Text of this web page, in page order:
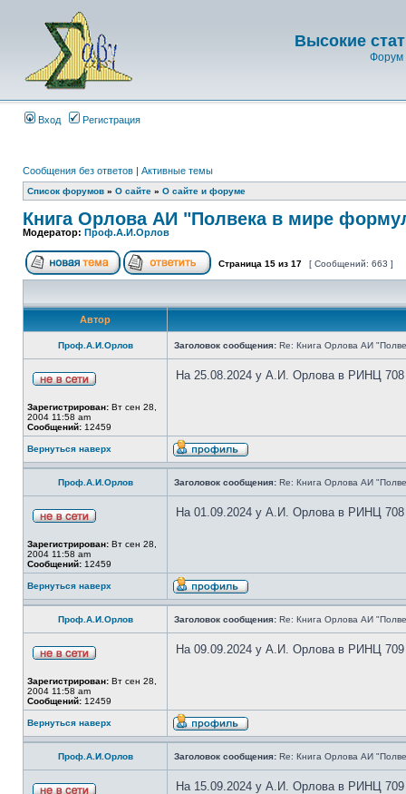
Высокие
Форум
Вход Регистрация
Сообщения без ответов | Активные темы
Список форумов » О сайте » О сайте и форуме
Книга Орлова АИ "Полвека в мире
Модератор: Проф.А.И.Орлов
Страница 15 из 17 [ Сообщений: 663 ]
Автор
Проф.А.И.Орлов Заголовок сообщения: Re: Книга Орлова АИ
Зарегистрирован: Вт сен 28,
2004 11:58 am
Сообщений: 12459
На 25.08.2024 у А.И. Орлова в РИНЦ 708
Вернуться наверх
Проф.А.И.Орлов Заголовок сообщения: Re: Книга Орлова АИ
Зарегистрирован: Вт сен 28,
2004 11:58 am
Сообщений: 12459
На 01.09.2024 у А.И. Орлова в РИНЦ 708
Вернуться наверх
Проф.А.И.Орлов Заголовок сообщения: Re: Книга Орлова АИ
Зарегистрирован: Вт сен 28,
2004 11:58 am
Сообщений: 12459
На 09.09.2024 у А.И. Орлова в РИНЦ 709
Вернуться наверх
Проф.А.И.Орлов Заголовок сообщения: Re: Книга Орлова АИ
На 15.09.2024 у А.И. Орлова в РИНЦ 709